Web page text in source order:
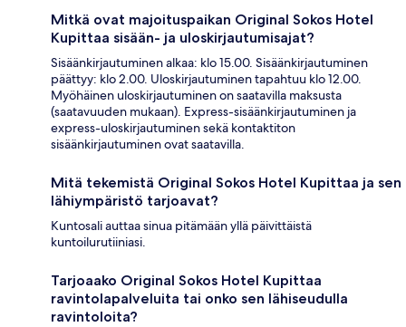
Mitkä ovat majoituspaikan Original Sokos Hotel
Kupittaa sisään- ja uloskirjautumisajat?
Sisäänkirjautuminen alkaa: klo 15.00. Sisäänkirjautuminen
päättyy: klo 2.00. Uloskirjautuminen tapahtuu klo 12.00.
Myöhäinen uloskirjautuminen on saatavilla maksusta
(saatavuuden mukaan). Express-sisäänkirjautuminen ja
express-uloskirjautuminen sekä kontaktiton
sisäänkirjautuminen ovat saatavilla.
Mitä tekemistä Original Sokos Hotel Kupittaa ja sen
lähiympäristö tarjoavat?
Kuntosali auttaa sinua pitämään yllä päivittäistä
kuntoilurutiiniasi.
Tarjoaako Original Sokos Hotel Kupittaa
ravintolapalveluita tai onko sen lähiseudulla
ravintoloita?